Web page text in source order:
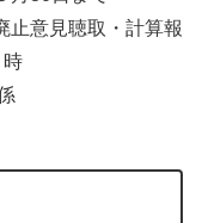
意見聴取・計算報